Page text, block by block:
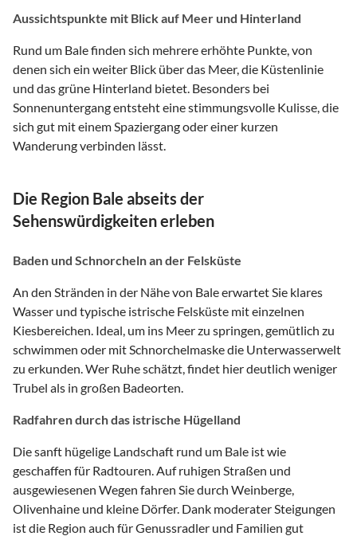
Aussichtspunkte mit Blick auf Meer und Hinterland
Rund um Bale finden sich mehrere erhöhte Punkte, von
denen sich ein weiter Blick über das Meer, die Küstenlinie
und das grüne Hinterland bietet. Besonders bei
Sonnenuntergang entsteht eine stimmungsvolle Kulisse, die
sich gut mit einem Spaziergang oder einer kurzen
Wanderung verbinden lässt.
Die Region Bale abseits der
Sehenswürdigkeiten erleben
Baden und Schnorcheln an der Felsküste
An den Stränden in der Nähe von Bale erwartet Sie klares
Wasser und typische istrische Felsküste mit einzelnen
Kiesbereichen. Ideal, um ins Meer zu springen, gemütlich zu
schwimmen oder mit Schnorchelmaske die Unterwasserwelt
zu erkunden. Wer Ruhe schätzt, findet hier deutlich weniger
Trubel als in großen Badeorten.
Radfahren durch das istrische Hügelland
Die sanft hügelige Landschaft rund um Bale ist wie
geschaffen für Radtouren. Auf ruhigen Straßen und
ausgewiesenen Wegen fahren Sie durch Weinberge,
Olivenhaine und kleine Dörfer. Dank moderater Steigungen
ist die Region auch für Genussradler und Familien gut